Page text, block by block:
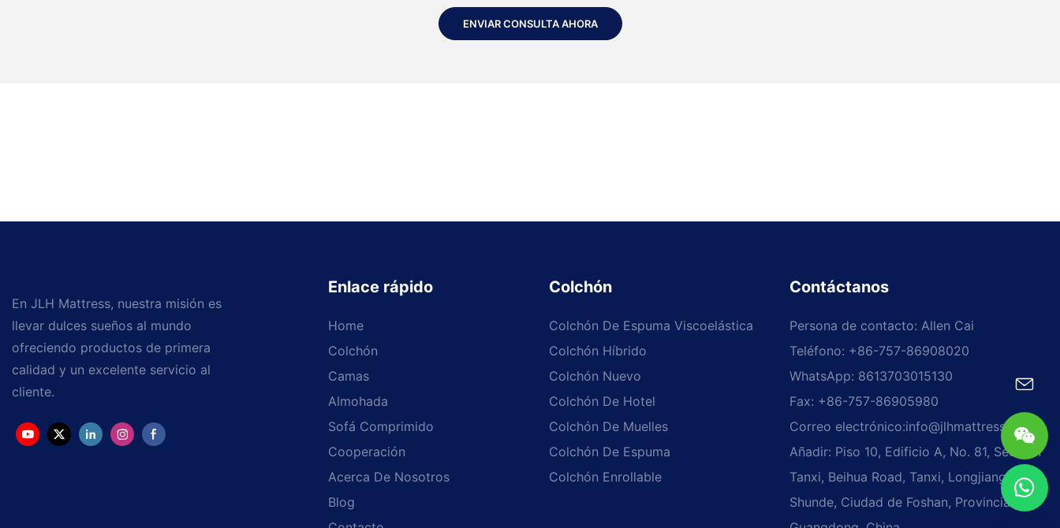
ENVIAR CONSULTA AHORA
En JLH Mattress, nuestra misión es
llevar dulces sueños al mundo
ofreciendo productos de primera
calidad y un excelente servicio al
cliente.
Enlace rápido
Home
Colchón
Camas
Almohada
Sofá Comprimido
Cooperación
Acerca De Nosotros
Blog
Colchón
Colchón De Espuma Viscoelástica
Colchón Híbrido
Colchón Nuevo
Colchón De Hotel
Colchón De Muelles
Colchón De Espuma
Colchón Enrollable
Contáctanos
Persona de contacto: Allen Cai
Teléfono: +86-757-86908020
WhatsApp: 8613703015130
Fax: +86-757-86905980
Correo electrónico:info@jlhmattress.cn
Añadir: Piso 10, Edificio A, No. 81, Sección
Tanxi, Beihua Road, Tanxi, Longjiang,
Shunde, Ciudad de Foshan, Provincia de